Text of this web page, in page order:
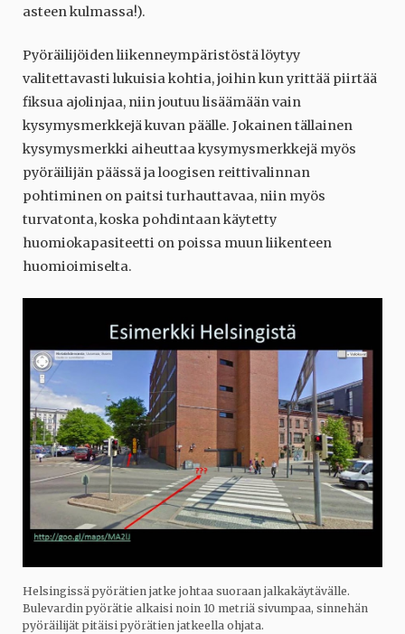
asteen kulmassa!).
Pyöräilijöiden liikenneympäristöstä löytyy
valitettavasti lukuisia kohtia, joihin kun yrittää piirtää
fiksua ajolinjaa, niin joutuu lisäämään vain
kysymysmerkkejä kuvan päälle. Jokainen tällainen
kysymysmerkki aiheuttaa kysymysmerkkejä myös
pyöräilijän päässä ja loogisen reittivalinnan
pohtiminen on paitsi turhauttavaa, niin myös
turvatonta, koska pohdintaan käytetty
huomiokapasiteetti on poissa muun liikenteen
huomioimiselta.
Helsingissä pyörätien jatke johtaa suoraan jalkakäytävälle.
Bulevardin pyörätie alkaisi noin 10 metriä sivumpaa, sinnehän
pyöräilijät pitäisi pyörätien jatkeella ohjata.